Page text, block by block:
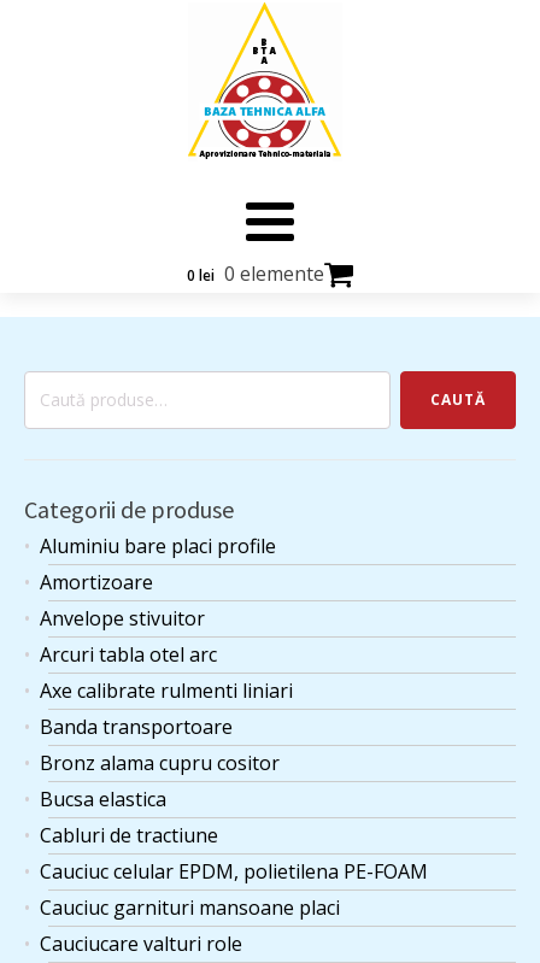
0 lei 0 elemente
Caută
CAUTĂ
Categorii de produse
Aluminiu bare placi profile
Amortizoare
Anvelope stivuitor
Arcuri tabla otel arc
Axe calibrate rulmenti liniari
Banda transportoare
Bronz alama cupru cositor
Bucsa elastica
Cabluri de tractiune
Cauciuc celular EPDM, polietilena PE-FOAM
Cauciuc garnituri mansoane placi
Cauciucare valturi role